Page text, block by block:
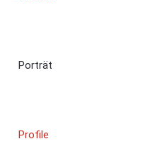
Porträt
Profile